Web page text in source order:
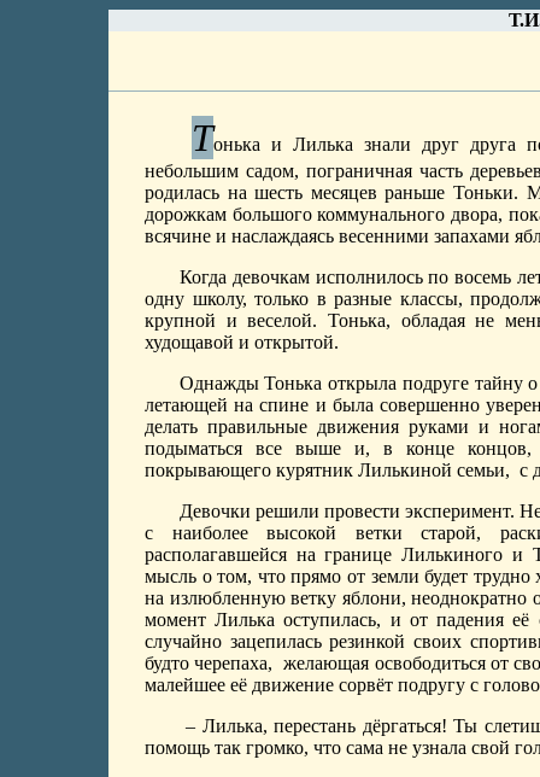
Тонька и Лилька знали друг друга
небольшим садом, пограничная часть
родилась на шесть месяцев раньше Тоньки.
дорожкам большого коммунального двора,
всячине и наслаждаясь весенними запахами
Когда девочкам исполнилось по восемь
одну школу, только в разные классы,
крупной и веселой. Тонька, обладая не
худощавой и открытой.
Однажды Тонька открыла подруге тайну о
летающей на спине и была совершенно
делать правильные движения руками и
подыматься все выше и, в конце концов,
покрывающего курятник Лилькиной семьи, с
Девочки решили провести эксперимент.
с наиболее высокой ветки старой,
располагавшейся на границе Лилькиного
мысль о том, что прямо от земли будет
на излюбленную ветку яблони,
момент Лилька оступилась, и от падения её
случайно зацепилась резинкой своих
будто черепаха, желающая освободиться от
малейшее её движение сорвёт подругу с
– Лилька, перестань дёргаться! Ты
помощь так громко, что сама не узнала свой